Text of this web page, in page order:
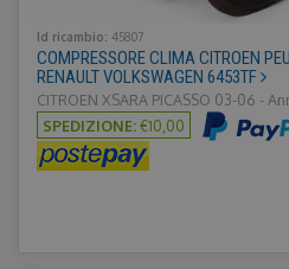
Id ricambio: 45807
COMPRESSORE CLIMA CITROEN
RENAULT VOLKSWAGEN 6453TF
CITROEN XSARA PICASSO 03-06 -
SPEDIZIONE:€10,00